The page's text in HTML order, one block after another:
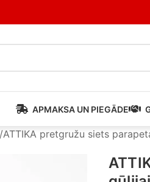
APMAKSA UN PIEGĀDE
ATTIKA pretgružu siets